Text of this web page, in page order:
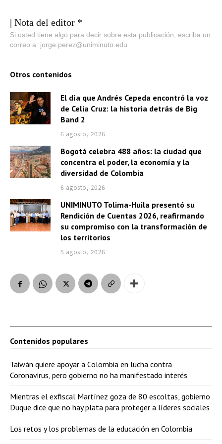
| Nota del editor *
Si usted tiene algo para decir sobre esta publicación, escriba un
correo a: jorge.perez@uniminuto.edu
Otros contenidos
El día que Andrés Cepeda encontró la voz
de Celia Cruz: la historia detrás de Big
Band 2
6 agosto, 2026
Bogotá celebra 488 años: la ciudad que
concentra el poder, la economía y la
diversidad de Colombia
6 agosto, 2026
UNIMINUTO Tolima-Huila presentó su
Rendición de Cuentas 2026, reafirmando
su compromiso con la transformación de
los territorios
5 agosto, 2026
Contenidos populares
Taiwán quiere apoyar a Colombia en lucha contra
Coronavirus, pero gobierno no ha manifestado interés
Mientras el exfiscal Martínez goza de 80 escoltas, gobierno
Duque dice que no hay plata para proteger a líderes sociales
Los retos y los problemas de la educación en Colombia